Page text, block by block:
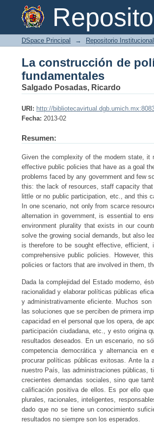
La construcción de
DSpace Principal → Repositorio
La construcción de
fundamentales
Salgado Posadas, Ricardo
URI: http://
Fecha: 2013-02
Resumen:
Given the complexity of the modern state,
effective public policies that have as a goal
problems faced by any government and few
this: the lack of resources, staff capacity
little or no public participation, etc., and this
In one scenario, not only from scarce
alternation in government, is essential to
environment plurality that exists in our
solve the growing social demands, but also
is therefore to be sought effective, efficient,
comprehensive public policies. However,
policies or factors that are involved in them,
Dada la complejidad del Estado moderno,
racionalidad y elaborar políticas públicas
y administrativamente eficiente. Muchos
las soluciones que se perciben de primera
capacidad en el personal que los opera, de
participación ciudadana, etc., y esto origina
resultados deseados. En un escenario, no
competencia democrática y alternancia en
procurar políticas públicas exitosas. Ante la
nuestro País, las administraciones públicas,
crecientes demandas sociales, sino que
calificación positiva de ellos. Es por ello
plurales, racionales, inteligentes,
dado que no se tiene un conocimiento
resultados no siempre son los esperados.